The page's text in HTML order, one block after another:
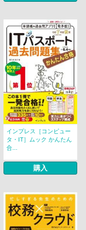
インプレス［コンピュー
タ・IT］ムック かんたん
合...
購入